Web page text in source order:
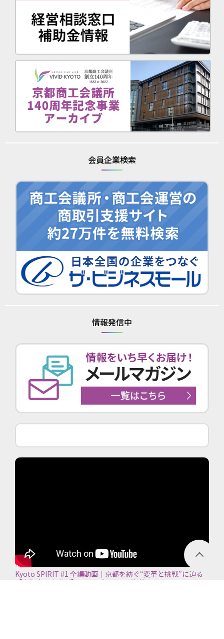
会員企業検索
情報発信中
Kyoto SPIRIT #1 全編動画｜京都を紡ぐ“変革と挑戦”に迫る
【京都商工会議所】＜2026年7月5日放送＞